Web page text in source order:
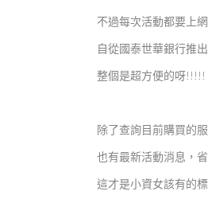
不過每次活動都要上
自從國泰世華銀行推
整個是超方便的呀!!!!!
除了查詢目前購買的
也有最新活動消息，
這才是小資女該有的